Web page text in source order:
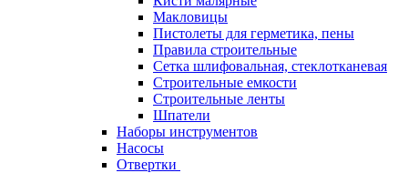
Макловицы
Пистолеты для герметика, пены
Правила строительные
Сетка шлифовальная, стеклотканевая
Строительные емкости
Строительные ленты
Шпатели
Наборы инструментов
Насосы
Отвертки